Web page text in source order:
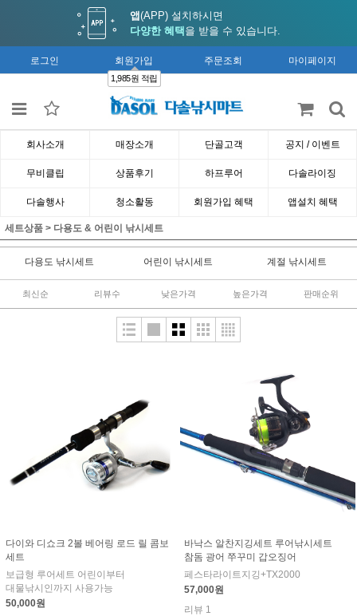
앱(APP) 설치하시면
다양한 혜택 을 받을 수 있습니다.
로그인 회원가입
1,985원 적립
주문조회 마이페이지
회사소개 매장소개 단골고객 공지 / 이벤트
무비클립 상품후기 하프루어 다솔라이징
다솔행사 청소활동 회원가입 혜택 앱설치 혜택
세트상품 > 다용도 & 어린이 낚시세트
다용도 낚시세트 어린이 낚시세트 계절 낚시세트
최신순 리뷰수 낮은가격 높은가격 판매순위
다이와 디쇼크 2볼 베어링 로드 릴 콤보
세트
보급형 루어세트 어린이부터
대물낚시인까지 사용가능
50,000원
바낙스 알찬지깅세트 루어낚시세트
참돔 광어 쭈꾸미 갑오징어
페스타라이트지깅+TX2000
57,000원
리뷰 1